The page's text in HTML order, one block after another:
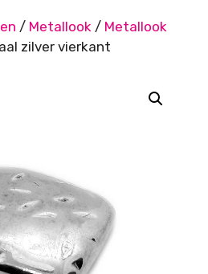
/ Metallook / Metallook
zilver vierkant